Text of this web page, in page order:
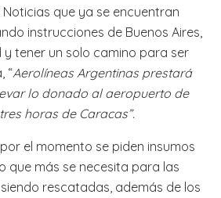
Noticias que ya se encuentran
instrucciones de Buenos Aires,
tener un solo camino para ser
“Aerolíneas Argentinas prestará
lo donado al aeropuerto de
horas de Caracas”.
el momento se piden insumos
que más se necesita para las
rescatadas, además de los